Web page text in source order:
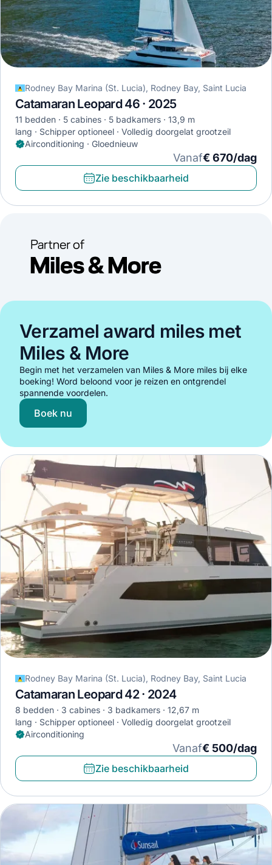
Rodney Bay Marina (St. Lucia), Rodney Bay, Saint Lucia
Catamaran Leopard 46 · 2025
11 bedden 5 cabines 5 badkamers
13,9 m
lang
Schipper optioneel
Volledig doorgelat grootzeil
Airconditioning · Gloednieuw
Vanaf€ 670/dag
Zie beschikbaarheid
Verzamel award miles met
Miles & More
Begin met het verzamelen van Miles & More miles bij elke
boeking! Word beloond voor je reizen en ontgrendel
spannende voordelen.
Boek nu
Rodney Bay Marina (St. Lucia), Rodney Bay, Saint Lucia
Catamaran Leopard 42 · 2024
8 bedden 3 cabines 3 badkamers
12,67 m
lang
Schipper optioneel
Volledig doorgelat grootzeil
Airconditioning
Vanaf€ 500/dag
Zie beschikbaarheid